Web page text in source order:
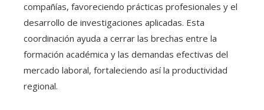
compañías, favoreciendo prácticas profesionales y el
desarrollo de investigaciones aplicadas. Esta
coordinación ayuda a cerrar las brechas entre la
formación académica y las demandas efectivas del
mercado laboral, fortaleciendo así la productividad
regional.